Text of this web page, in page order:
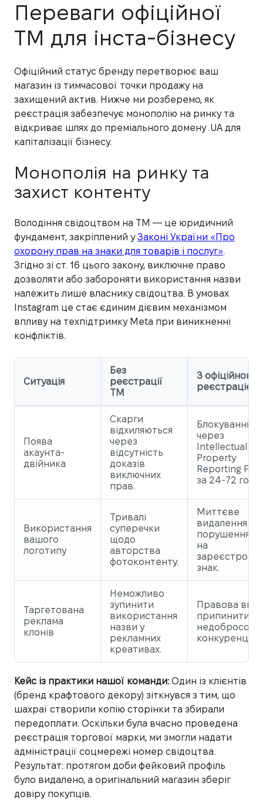
Переваги офіційної
ТМ для інста-бізнесу
Офіційний статус бренду перетворює ваш
магазин із тимчасової точки продажу на
захищений актив. Нижче ми розберемо, як
реєстрація забезпечує монополію на ринку та
відкриває шлях до преміального домену .UA для
капіталізації бізнесу.
Монополія на ринку та
захист контенту
Володіння свідоцтвом на ТМ — це юридичний
фундамент, закріплений уЗаконі України «Про
охорону прав на знаки для товарів і послуг».
Згідно зі ст. 16 цього закону, виключне право
дозволяти або забороняти використання назви
належить лише власнику свідоцтва. В умовах
Instagram це стає єдиним дієвим механізмом
впливу на техпідтримку Meta при виникненні
конфліктів.
Ситуація
Без
реєстрації
ТМ
З офіційною
реєстрацією
Поява
акаунта-
двійника
Скарги
відхиляються
через
відсутність
доказів
виключних
прав.
Блокування
через
Intellectual
Property
Reporting
за 24-72
Використання
вашого
логотипу
Тривалі
суперечки
щодо
авторства
фотоконтенту.
Миттєве
видалення як
порушення
на
знак.
Таргетована
реклама
клонів
Неможливо
зупинити
використання
назви у
рекламних
креативах.
Правова
припинити
конкуренцію.
Кейс із практики нашої команди:Один із клієнтів
(бренд крафтового декору) зіткнувся з тим, що
шахраї створили копію сторінки та збирали
передоплати. Оскільки була вчасно проведена
реєстрація торгової марки, ми змогли надати
адміністрації соцмережі номер свідоцтва.
Результат: протягом доби фейковий профіль
було видалено, а оригінальний магазин зберіг
довіру покупців.